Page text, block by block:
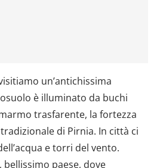
un’antichissima
è illuminato da buchi
trasfarente, la fortezza
di Pirnia. In città ci
e torri del vento.
paese, dove